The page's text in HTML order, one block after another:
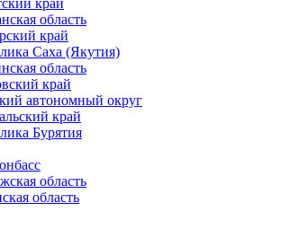
край
область
край
Саха (Якутия)
область
край
автономный округ
край
Бурятия
область
область